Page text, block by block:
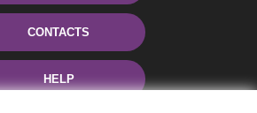
CONTACTS
HELP